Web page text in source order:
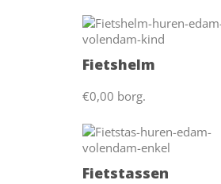
Fietshelm
€0,00 borg.
Fietstassen